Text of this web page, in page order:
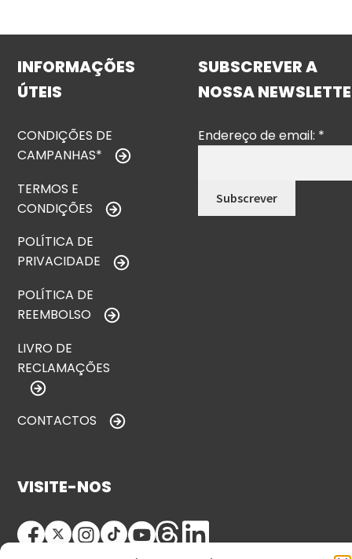
INFORMAÇÕES
ÚTEIS
CONDIÇÕES DE
CAMPANHAS*
TERMOS E
CONDIÇÕES
POLÍTICA DE
PRIVACIDADE
POLÍTICA DE
REEMBOLSO
LIVRO DE
RECLAMAÇÕES
CONTACTOS
SUBSCREVER A
NOSSA
Endereço de email: *
VISITE-NOS